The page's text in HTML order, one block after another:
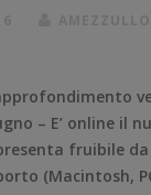
– E’ online il
fruibile
(Macintosh,